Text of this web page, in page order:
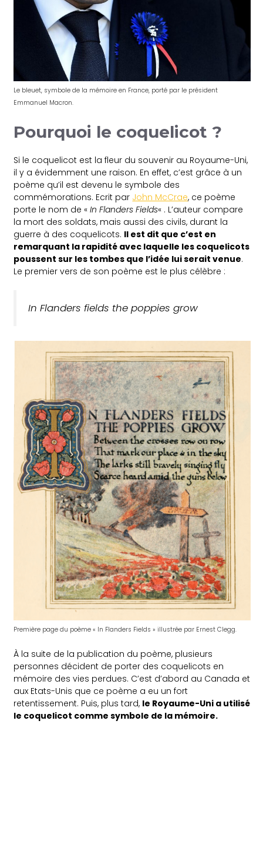
Le bleuet, symbole de la mémoire en France, porté par le président
Emmanuel Macron.
Pourquoi le coquelicot ?
Si le coquelicot est la fleur du souvenir au Royaume-Uni,
il y a évidemment une raison. En effet, c’est grâce à un
poème qu’il est devenu le symbole des
commémorations. Ecrit par John McCrae, ce poème
porte le nom de «In Flanders Fields« . L’auteur compare
la mort des soldats, mais aussi des civils, durant la
guerre à des coquelicots. Il est dit que c’est en
remarquant la rapidité avec laquelle les coquelicots
poussent sur les tombes que l’idée lui serait venue.
Le premier vers de son poème est le plus célèbre :
In Flanders fields the poppies grow
Première page du poème « In Flanders Fields » illustrée par Ernest Clegg.
À la suite de la publication du poème, plusieurs
personnes décident de porter des coquelicots en
mémoire des vies perdues. C’est d’abord au Canada et
aux Etats-Unis que ce poème a eu un fort
retentissement. Puis, plus tard, le Royaume-Uni a utilisé
le coquelicot comme symbole de la mémoire.